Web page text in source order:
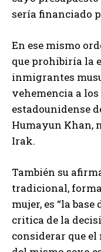
sería financiado
En ese mismo
que prohibiría la
inmigrantes
vehemencia a
estadounidense
Humayun Khan,
Irak.
También su
tradicional,
mujer, es “la
critica de la
considerar que